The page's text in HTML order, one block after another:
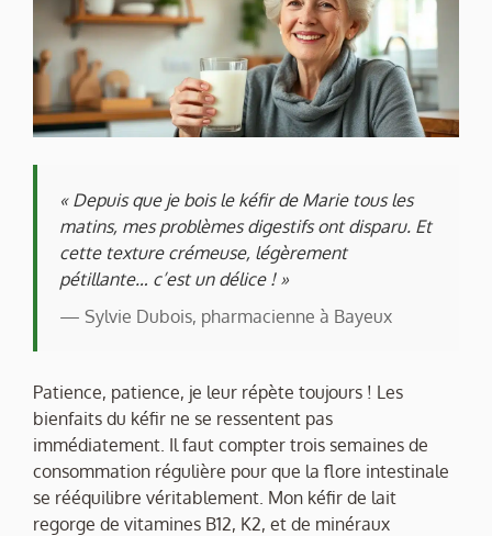
« Depuis que je bois le kéfir de Marie tous les
matins, mes problèmes digestifs ont disparu. Et
cette texture crémeuse, légèrement
pétillante… c’est un délice ! »
— Sylvie Dubois, pharmacienne à Bayeux
Patience, patience, je leur répète toujours ! Les
bienfaits du kéfir ne se ressentent pas
immédiatement. Il faut compter trois semaines de
consommation régulière pour que la flore intestinale
se rééquilibre véritablement. Mon kéfir de lait
regorge de vitamines B12, K2, et de minéraux